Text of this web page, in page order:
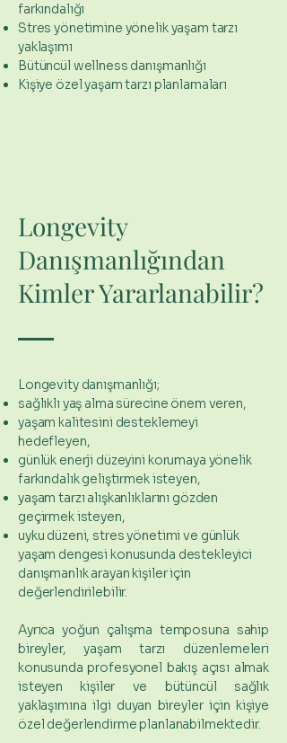
farkındalığı
Stres yönetimine yönelik yaşam tarzı
yaklaşımı
Bütüncül wellness danışmanlığı
Kişiye özel yaşam tarzı planlamaları
Longevity
Danışmanlığından
Kimler Yararlanabilir?
Longevity danışmanlığı;
sağlıklı yaş alma sürecine önem veren,
yaşam kalitesini desteklemeyi
hedefleyen,
günlük enerji düzeyini korumaya yönelik
farkındalık geliştirmek isteyen,
yaşam tarzı alışkanlıklarını gözden
geçirmek isteyen,
uyku düzeni, stres yönetimi ve günlük
yaşam dengesi konusunda destekleyici
danışmanlık arayan kişiler için
değerlendirilebilir.
Ayrıca yoğun çalışma temposuna sahip
bireyler, yaşam tarzı düzenlemeleri
konusunda profesyonel bakış açısı almak
isteyen kişiler ve bütüncül sağlık
yaklaşımına ilgi duyan bireyler için kişiye
özel değerlendirme planlanabilmektedir.